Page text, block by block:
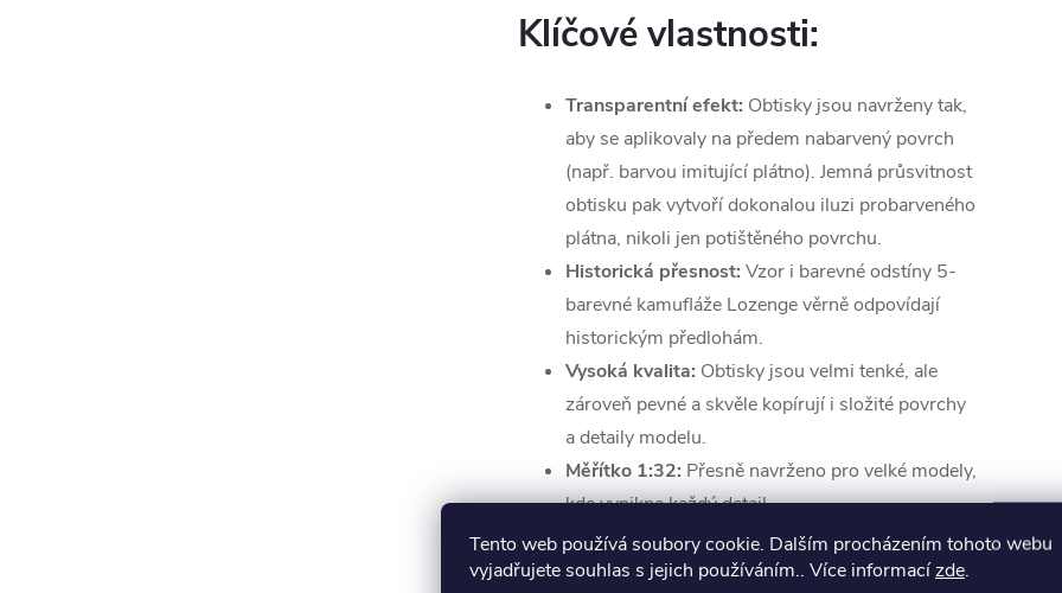
Tento web používá soubory cookie. Dalším procházením tohoto webu
vyjadřujete souhlas s jejich používáním.. Více informacízde.
Klíčové vlastnosti:
Transparentní efekt: Obtisky jsou navrženy tak,
aby se aplikovaly na předem nabarvený povrch
(např. barvou imitující plátno). Jemná průsvitnost
obtisku pak vytvoří dokonalou iluzi probarveného
plátna, nikoli jen potištěného povrchu.
Historická přesnost: Vzor i barevné odstíny 5-
barevné kamufláže Lozenge věrně odpovídají
historickým předlohám.
Vysoká kvalita: Obtisky jsou velmi tenké, ale
zároveň pevné a skvěle kopírují i složité povrchy
a detaily modelu.
Měřítko 1:32: Přesně navrženo pro velké modely,
kde vynikne každý detail.
Doporučený postup